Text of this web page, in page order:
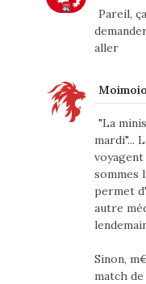
Pareil,
aller
"La
mardi"...
voyagent
sommes
permet
autre
Sinon,
match